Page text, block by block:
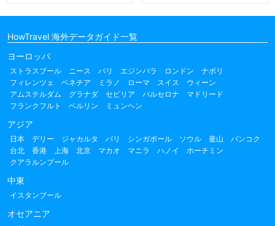
HowTravel 海外データガイド一覧
ヨーロッパ
ストラスブール ニース パリ エジンバラ ロンドン
ナポリ
フィレンツェ
ベネチア ミラノ ローマ スイス
ウィーン
アムステルダム
グラナダ セビリア バルセロナ
マドリード
フランクフルト
ベルリン ミュンヘン
アジア
日本 デリー ジャカルタ バリ シンガポール ソウル 釜山
バンコク
台北
香港 上海 北京 マカオ マニラ ハノイ
ホーチミン
クアラルンプール
中東
イスタンブール
オセアニア